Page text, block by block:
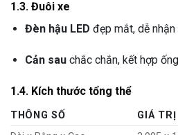
1.3. Đuôi xe
Đèn hậu LED đẹp mắt, dễ
Cản sauchắc chắn, kết hợp
1.4. Kích thước tổng thể
THÔNG SỐ
GIÁ TRỊ